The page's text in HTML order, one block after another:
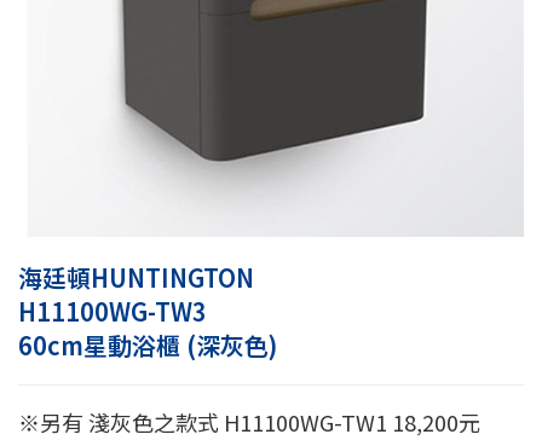
海廷頓HUNTINGTON
H11100WG-TW3
60cm星動浴櫃 (深灰色)
※另有 淺灰色之款式 H11100WG-TW1 18,200元